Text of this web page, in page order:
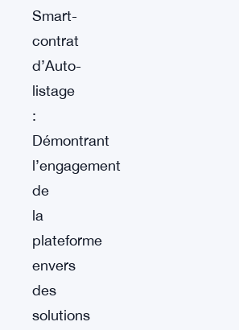
Smart-
contrat
d’Auto-
listage
:
Démontrant
l’engagement
de
la
plateforme
envers
des
solutions